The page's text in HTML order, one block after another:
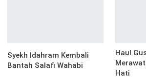
Syekh Idahram Kembali
Bantah Salafi Wahabi
Haul
Hati